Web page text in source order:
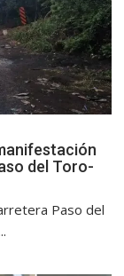
del Toro-
Paso del